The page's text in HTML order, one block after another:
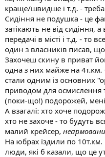
краще/швидше і т.д. -
Сидіння не подушка - це
затікають не від сидіння,
передачі в місті і т.д. - то
один з власників писав,
Захочеш скину в приват
одна з них майже на
стали одним із основних
приводом для осмислення
(поки-що!) подорожей,
А взагалі: хто хоче
хто не захоче - то будуть
малий крейсер,
На юбрах їздили по 10т.км.
люди, які б казали, що це